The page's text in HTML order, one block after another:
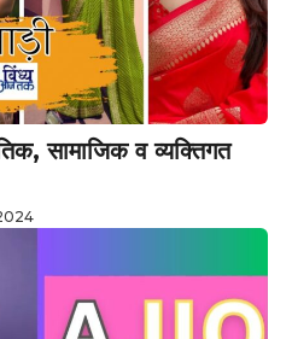
सामाजिक व व्यक्तिगत